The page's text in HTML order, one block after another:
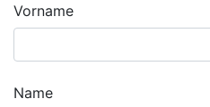
Vorname
Name